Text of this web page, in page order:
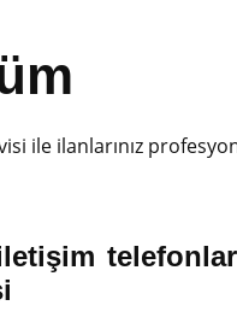
ilanlarınız